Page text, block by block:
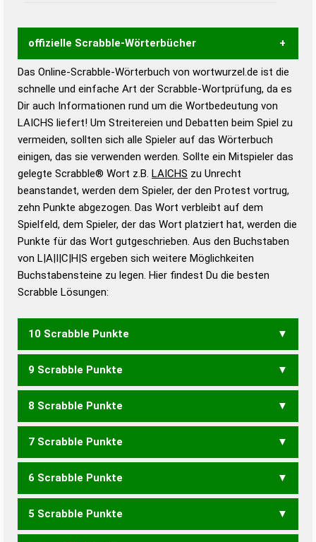
offizielle Scrabble-Wörterbücher
Wortwurzel liefert mit Hilfe eines semantischen
Wortanalyse-Algorithmus gute Anhaltspunkte zu
Wortbedeutung, Worttrennung und Wortform, um die
Gültigkeit eines Wortes für das Scrabble-Spiel zu
bestimmen!
zugelassene Turnier Scrabble-
Wörterbücher sind:
Duden – Standardwerk in 12 Bänden
Duden – Richtiges und gutes
Deutsch
Duden – Die deutsche Grammatik
Duden – Deutsches
Das Online-Scrabble-Wörterbuch von wortwurzel.de ist die
schnelle und einfache Art der Scrabble-Wortprüfung, da es
Dir auch Informationen rund um die Wortbedeutung von
LAICHS liefert! Um Streitereien und Debatten beim Spiel zu
vermeiden, sollten sich alle Spieler auf das Wörterbuch
einigen, das sie verwenden werden. Sollte ein Mitspieler das
gelegte Scrabble® Wort z.B. LAICHS zu Unrecht
beanstandet, werden dem Spieler, der den Protest vortrug,
zehn Punkte abgezogen. Das Wort verbleibt auf dem
Spielfeld, dem Spieler, der das Wort platziert hat, werden die
Punkte für das Wort gutgeschrieben. Aus den Buchstaben
von L|A|I|C|H|S ergeben sich weitere Möglichkeiten
Buchstabensteine zu legen. Hier findest Du die besten
Scrabble Lösungen:
10 Scrabble Punkte
LACHS LASCH LISCH
9 Scrabble Punkte
LACH
8 Scrabble Punkte
ACHS ASCH CASH CHIS
7 Scrabble Punkte
ACH CHI SCH
6 Scrabble Punkte
CIA CIS ICS SIC HALS
5 Scrabble Punkte